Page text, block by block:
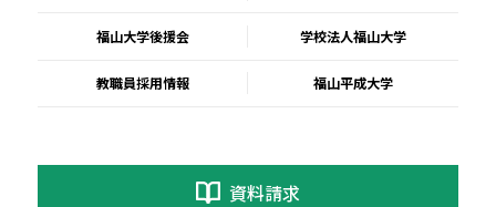
福山大学後援会 学校法人福山大学
教職員採用情報 福山平成大学
資料請求